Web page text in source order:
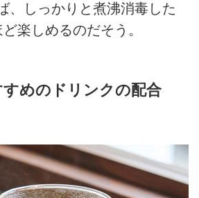
、しっかりと煮沸消毒した
楽しめるのだそう。
めのドリンクの配合